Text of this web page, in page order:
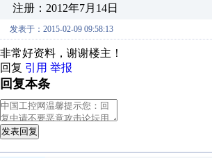
注册：2012年7月14日
发表于：2015-02-09 09:58:13
非常好资料，谢谢楼主！
回复 引用 举报
回复本条
发表回复